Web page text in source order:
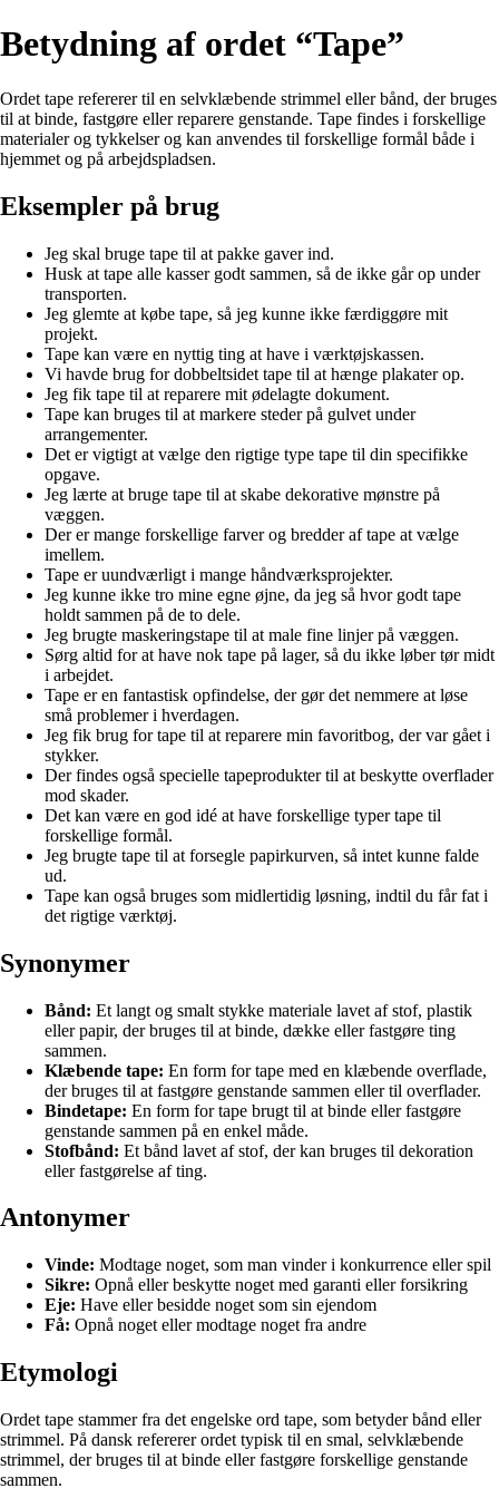
Betydning af ordet “Tape”
Ordet tape refererer til en selvklæbende strimmel eller bånd, der bruges
til at binde, fastgøre eller reparere genstande. Tape findes i forskellige
materialer og tykkelser og kan anvendes til forskellige formål både i
hjemmet og på arbejdspladsen.
Eksempler på brug
Jeg skal bruge tape til at pakke gaver ind.
Husk at tape alle kasser godt sammen, så de ikke går op under
transporten.
Jeg glemte at købe tape, så jeg kunne ikke færdiggøre mit
projekt.
Tape kan være en nyttig ting at have i værktøjskassen.
Vi havde brug for dobbeltsidet tape til at hænge plakater op.
Jeg fik tape til at reparere mit ødelagte dokument.
Tape kan bruges til at markere steder på gulvet under
arrangementer.
Det er vigtigt at vælge den rigtige type tape til din specifikke
opgave.
Jeg lærte at bruge tape til at skabe dekorative mønstre på
væggen.
Der er mange forskellige farver og bredder af tape at vælge
imellem.
Tape er uundværligt i mange håndværksprojekter.
Jeg kunne ikke tro mine egne øjne, da jeg så hvor godt tape
holdt sammen på de to dele.
Jeg brugte maskeringstape til at male fine linjer på væggen.
Sørg altid for at have nok tape på lager, så du ikke løber tør midt
i arbejdet.
Tape er en fantastisk opfindelse, der gør det nemmere at løse
små problemer i hverdagen.
Jeg fik brug for tape til at reparere min favoritbog, der var gået i
stykker.
Der findes også specielle tapeprodukter til at beskytte overflader
mod skader.
Det kan være en god idé at have forskellige typer tape til
forskellige formål.
Jeg brugte tape til at forsegle papirkurven, så intet kunne falde
ud.
Tape kan også bruges som midlertidig løsning, indtil du får fat i
det rigtige værktøj.
Synonymer
Bånd: Et langt og smalt stykke materiale lavet af stof, plastik
eller papir, der bruges til at binde, dække eller fastgøre ting
sammen.
Klæbende tape: En form for tape med en klæbende overflade,
der bruges til at fastgøre genstande sammen eller til overflader.
Bindetape: En form for tape brugt til at binde eller fastgøre
genstande sammen på en enkel måde.
Stofbånd: Et bånd lavet af stof, der kan bruges til dekoration
eller fastgørelse af ting.
Antonymer
Vinde: Modtage noget, som man vinder i konkurrence eller spil
Sikre: Opnå eller beskytte noget med garanti eller forsikring
Eje: Have eller besidde noget som sin ejendom
Få: Opnå noget eller modtage noget fra andre
Etymologi
Ordet tape stammer fra det engelske ord tape, som betyder bånd eller
strimmel. På dansk refererer ordet typisk til en smal, selvklæbende
strimmel, der bruges til at binde eller fastgøre forskellige genstande
sammen.